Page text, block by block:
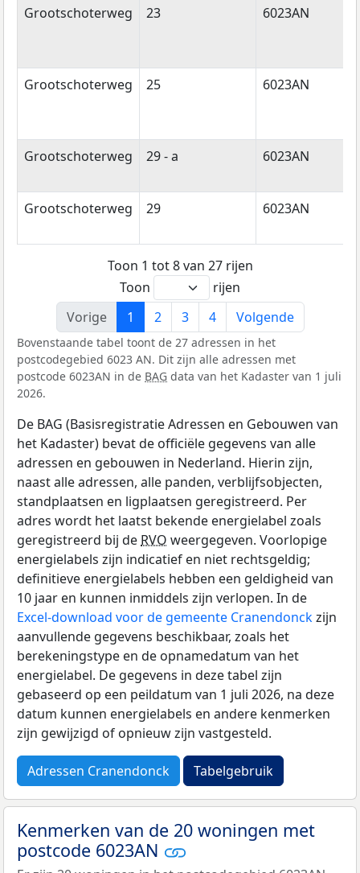
Grootschoterweg 23 6023AN
Grootschoterweg 25 6023AN
Grootschoterweg 29 - a 6023AN
Grootschoterweg 29 6023AN
Toon 1 tot 8 van 27 rijen
Toon
rijen
Vorige
1 2 3 4 Volgende
Bovenstaande tabel toont de 27 adressen in het
postcodegebied 6023 AN. Dit zijn alle adressen met
postcode 6023AN in de BAG data van het Kadaster van 1 juli
2026.
De BAG (Basisregistratie Adressen en Gebouwen van
het Kadaster) bevat de officiële gegevens van alle
adressen en gebouwen in Nederland. Hierin zijn,
naast alle adressen, alle panden, verblijfsobjecten,
standplaatsen en ligplaatsen geregistreerd. Per
adres wordt het laatst bekende energielabel zoals
geregistreerd bij de RVO weergegeven. Voorlopige
energielabels zijn indicatief en niet rechtsgeldig;
definitieve energielabels hebben een geldigheid van
10 jaar en kunnen inmiddels zijn verlopen. In de
Excel-download voor de gemeente Cranendonckzijn
aanvullende gegevens beschikbaar, zoals het
berekeningstype en de opnamedatum van het
energielabel. De gegevens in deze tabel zijn
gebaseerd op een peildatum van 1 juli 2026, na deze
datum kunnen energielabels en andere kenmerken
zijn gewijzigd of opnieuw zijn vastgesteld.
Adressen Cranendonck Tabelgebruik
Kenmerken van de 20 woningen met
postcode 6023AN